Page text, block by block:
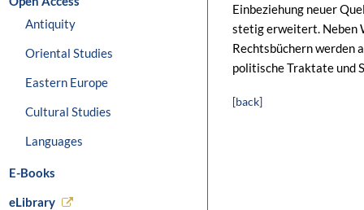
Antiquity
Oriental Studies
Eastern Europe
Cultural Studies
Languages
E-Books
eLibrary
Einbeziehung neuer
stetig erweitert. Neben
Rechtsbüchern werden
politische Traktate und
[back]